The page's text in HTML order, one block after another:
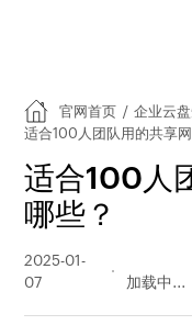
官网首页 / 企业云
适合100人团队用的共享
适合100人
哪些？
2025-01-
07
量